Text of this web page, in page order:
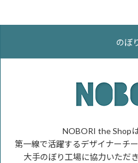
のぼ
NOBORI the Shop
第一線で活躍するデザイナーチー
大手のぼり工場に協力いただ